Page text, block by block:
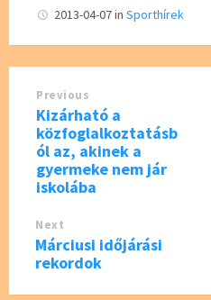
b
o
o
k
tt
er
2013-04-07in Sporthírek
Previous
Kizárható a
közfoglalkoztatásb
ól az, akinek a
gyermeke nem jár
iskolába
Next
Márciusi időjárási
rekordok